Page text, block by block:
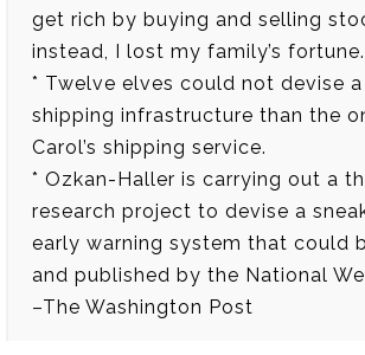
get rich by buying and selling
instead, I lost my family’s fortune.
* Twelve elves could not devise
shipping infrastructure than the
Carol’s shipping service.
* Ozkan-Haller is carrying out a
research project to devise a
early warning system that could
and published by the National
–The Washington Post